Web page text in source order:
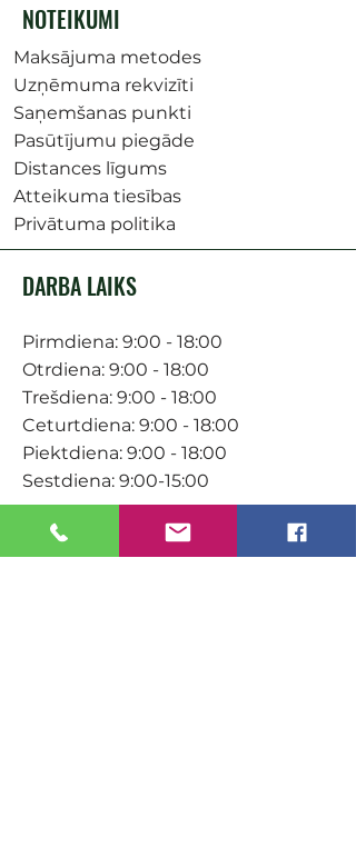
NOTEIKUMI
Maksājuma metodes
Uzņēmuma rekvizīti
Saņemšanas punkti
Pasūtījumu piegāde
Distances līgums
Atteikuma tiesības
Privātuma politika
DARBA LAIKS
Pirmdiena: 9:00 - 18:00
Otrdiena: 9:00 - 18:00
Trešdiena: 9:00 - 18:00
Ceturtdiena: 9:00 - 18:00
Piektdiena: 9:00 - 18:00
Sestdiena: 9:00-15:00